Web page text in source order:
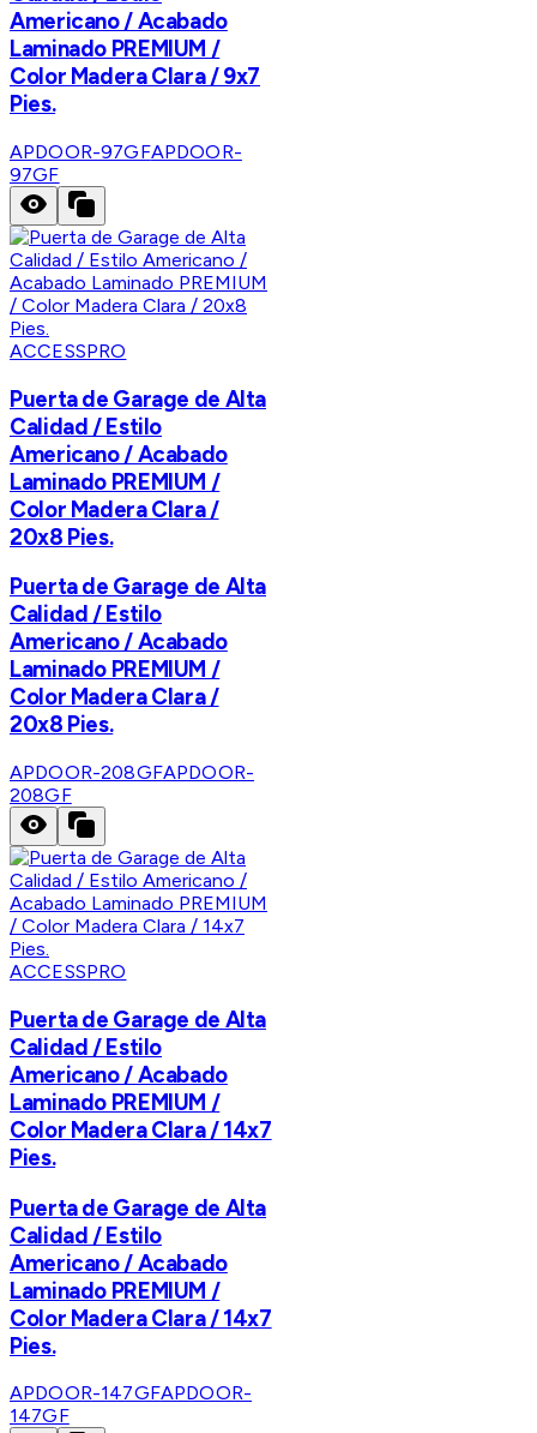
Americano / Acabado
Laminado PREMIUM /
Color Madera Clara / 9x7
Pies.
APDOOR-97GFAPDOOR-
97GF
ACCESSPRO
Puerta de Garage de Alta
Calidad / Estilo
Americano / Acabado
Laminado PREMIUM /
Color Madera Clara /
20x8 Pies.
Puerta de Garage de Alta
Calidad / Estilo
Americano / Acabado
Laminado PREMIUM /
Color Madera Clara /
20x8 Pies.
APDOOR-208GFAPDOOR-
208GF
ACCESSPRO
Puerta de Garage de Alta
Calidad / Estilo
Americano / Acabado
Laminado PREMIUM /
Color Madera Clara / 14x7
Pies.
Puerta de Garage de Alta
Calidad / Estilo
Americano / Acabado
Laminado PREMIUM /
Color Madera Clara / 14x7
Pies.
APDOOR-147GFAPDOOR-
147GF